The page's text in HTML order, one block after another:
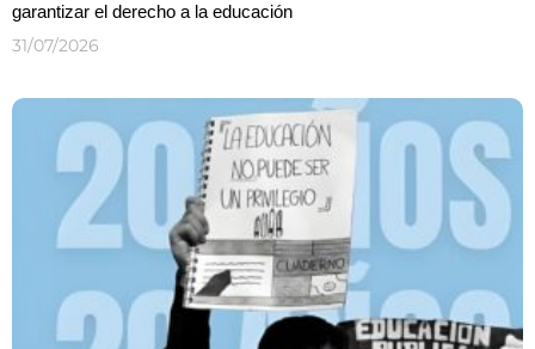
garantizar el derecho a la educación
31/07/2026